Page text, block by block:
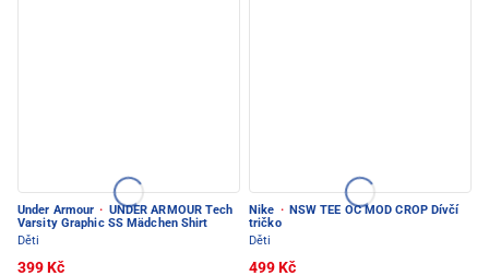
Under Armour · UNDER ARMOUR Tech
Varsity Graphic SS Mädchen Shirt
Děti
399 Kč
Nike · NSW TEE OC MOD CROP Dívčí
tričko
Děti
499 Kč